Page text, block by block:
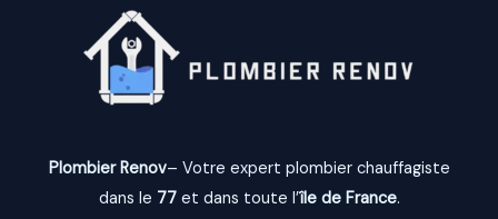
Plombier Renov– Votre expert plombier chauffagiste
dans le 77et dans toute l’île de France.